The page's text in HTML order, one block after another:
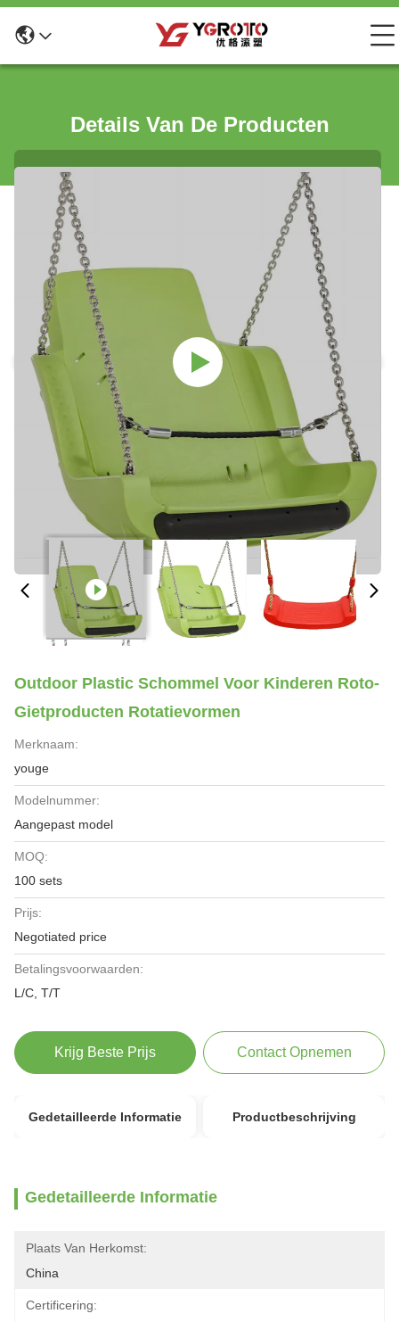
Details Van De Producten
Outdoor Plastic Schommel Voor Kinderen Roto-
Gietproducten Rotatievormen
Merknaam:
youge
Modelnummer:
Aangepast model
MOQ:
100 sets
Prijs:
Negotiated price
Betalingsvoorwaarden:
L/C, T/T
Krijg Beste Prijs Contact Opnemen
Gedetailleerde Informatie Productbeschrijving
Gedetailleerde Informatie
Plaats Van Herkomst:
China
Certificering: